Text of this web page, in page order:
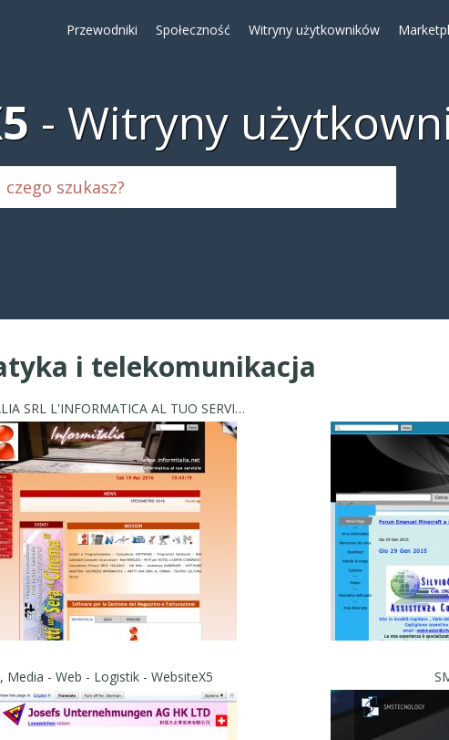
Przewodniki Społeczność Witryny użytkowników
Witryny
i telekomunikacja
INFORMITALIA SRL L'INFORMATICA AL TUO SERVIZIO
Media - Web - Logistik - WebsiteX5